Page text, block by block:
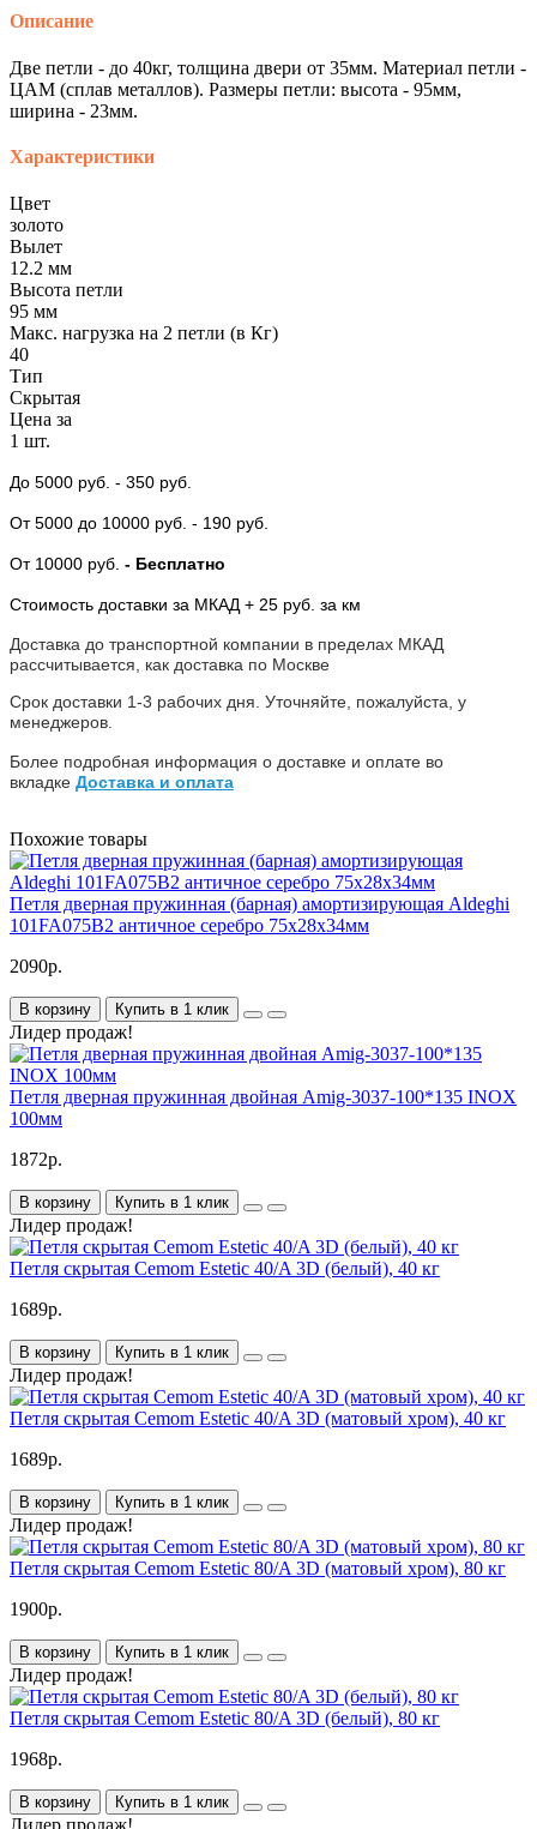
Описание
Две петли - до 40кг, толщина двери от 35мм. Материал петли -
ЦАМ (сплав металлов). Размеры петли: высота - 95мм,
ширина - 23мм.
Характеристики
Цвет
золото
Вылет
12.2 мм
Высота петли
95 мм
Макс. нагрузка на 2 петли (в Кг)
40
Тип
Скрытая
Цена за
1 шт.
До 5000 руб. - 350 руб.
От 5000 до 10000 руб. - 190 руб.
От 10000 руб. - Бесплатно
Стоимость доставки за МКАД + 25 руб. за км
Доставка до транспортной компании в пределах МКАД
рассчитывается, как доставка по Москве
Срок доставки 1-3 рабочих дня. Уточняйте, пожалуйста, у
менеджеров.
Более подробная информация о доставке и оплате во
вкладке Доставка и оплата
Похожие товары
Петля дверная пружинная (барная) амортизирующая Aldeghi
101FA075B2 античное серебро 75x28x34мм
2090р.
В корзину Купить в 1 клик
Лидер продаж!
Петля дверная пружинная двойная Amig-3037-100*135 INOX
100мм
1872р.
В корзину Купить в 1 клик
Лидер продаж!
Петля скрытая Cemom Estetic 40/A 3D (белый), 40 кг
1689р.
В корзину Купить в 1 клик
Лидер продаж!
Петля скрытая Cemom Estetic 40/A 3D (матовый хром), 40 кг
1689р.
В корзину Купить в 1 клик
Лидер продаж!
Петля скрытая Cemom Estetic 80/A 3D (матовый хром), 80 кг
1900р.
В корзину Купить в 1 клик
Лидер продаж!
Петля скрытая Cemom Estetic 80/A 3D (белый), 80 кг
1968р.
В корзину Купить в 1 клик
Лидер продаж!